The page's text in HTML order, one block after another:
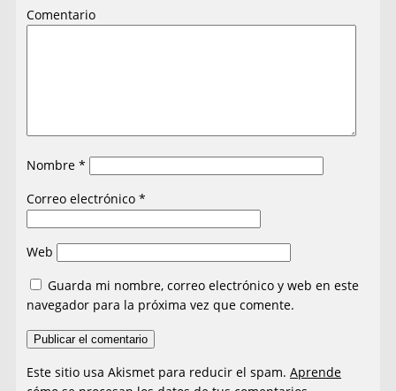
Comentario
Nombre*
Correo electrónico*
Web
Guarda mi nombre, correo electrónico y web en este
navegador para la próxima vez que comente.
Este sitio usa Akismet para reducir el spam.Aprende